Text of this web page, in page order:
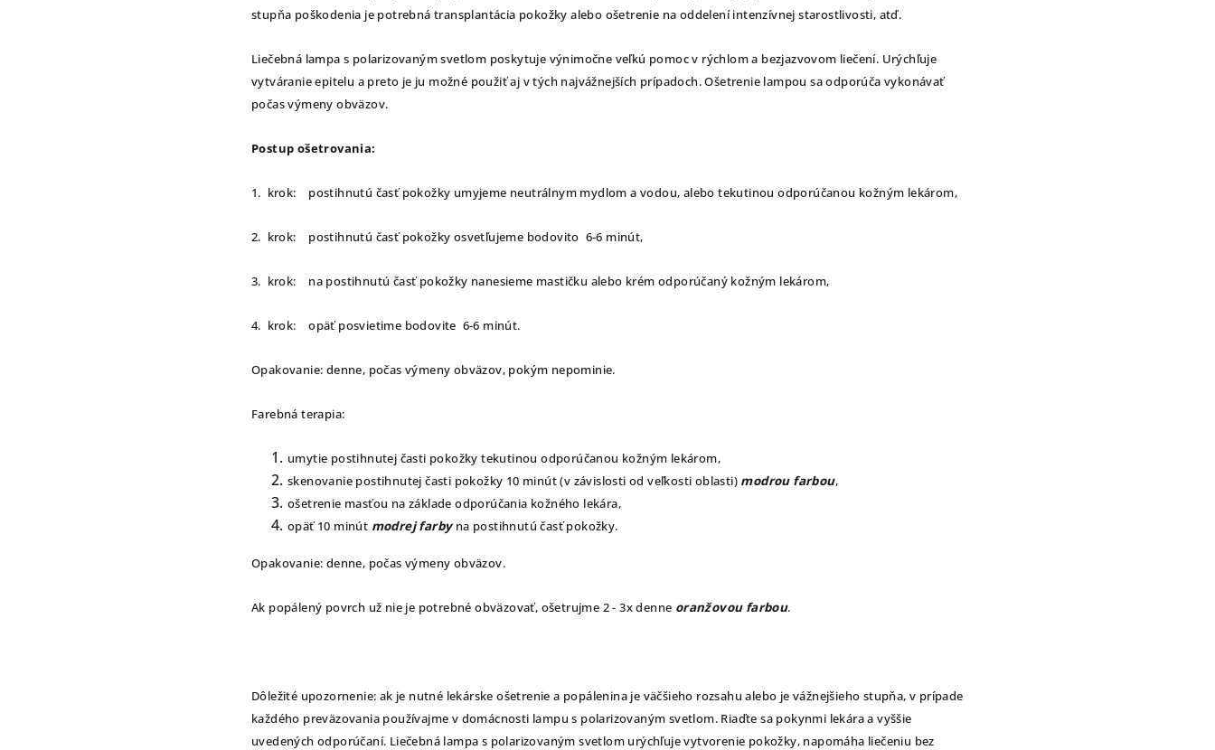
stupňa poškodenia je potrebná transplantácia pokožky alebo ošetrenie na oddelení intenzívnej starostlivosti, atď.
Liečebná lampa s polarizovaným svetlom poskytuje výnimočne veľkú pomoc v rýchlom a bezjazvovom liečení. Urýchľuje
vytváranie epitelu a preto je ju možné použiť aj v tých najvážnejších prípadoch. Ošetrenie lampou sa odporúča vykonávať
počas výmeny obväzov.
Postup ošetrovania:
1. krok: postihnutú časť pokožky umyjeme neutrálnym mydlom a vodou, alebo tekutinou odporúčanou kožným lekárom,
2. krok: postihnutú časť pokožky osvetľujeme bodovito 6-6 minút,
3. krok: na postihnutú časť pokožky nanesieme mastičku alebo krém odporúčaný kožným lekárom,
4. krok: opäť posvietime bodovite 6-6 minút.
Opakovanie: denne, počas výmeny obväzov, pokým nepominie.
Farebná terapia:
umytie postihnutej časti pokožky tekutinou odporúčanou kožným lekárom,
skenovanie postihnutej časti pokožky 10 minút (v závislosti od veľkosti oblasti) modrou farbou,
ošetrenie masťou na základe odporúčania kožného lekára,
opäť 10 minút modrej farbyna postihnutú časť pokožky.
Opakovanie: denne, počas výmeny obväzov.
Ak popálený povrch už nie je potrebné obväzovať, ošetrujme 2 - 3x denne oranžovou farbou.
Dôležité upozornenie: ak je nutné lekárske ošetrenie a popálenina je väčšieho rozsahu alebo je vážnejšieho stupňa, v prípade
každého preväzovania používajme v domácnosti lampu s polarizovaným svetlom. Riaďte sa pokynmi lekára a vyššie
uvedených odporúčaní. Liečebná lampa s polarizovaným svetlom urýchľuje vytvorenie pokožky, napomáha liečeniu bez